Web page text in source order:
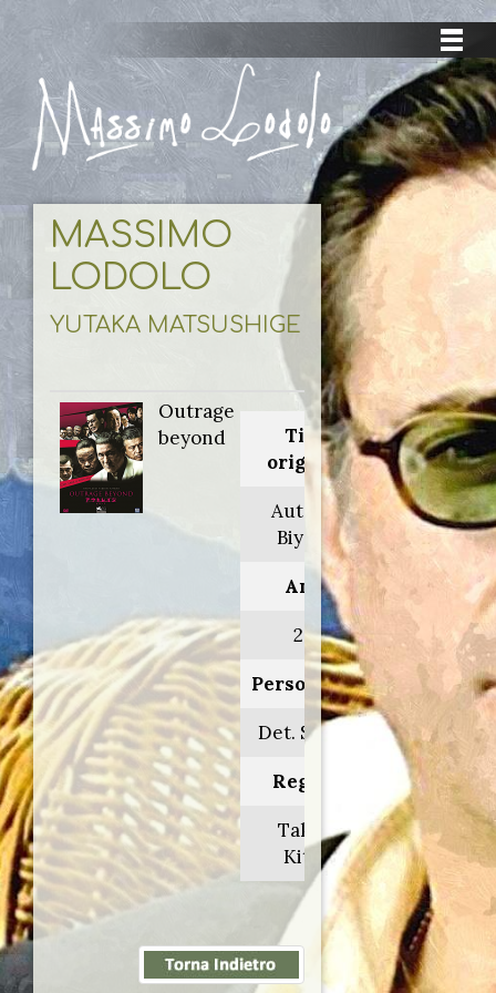
MASSIMO
LODOLO
YUTAKA MATSUSHIGE
Outrage
beyond
Titolo
originale:
Autoreiji:
Biyondo
Anno:
2012
Personaggio:
Det. Shigeta
Regia di:
Takeshi
Kitano